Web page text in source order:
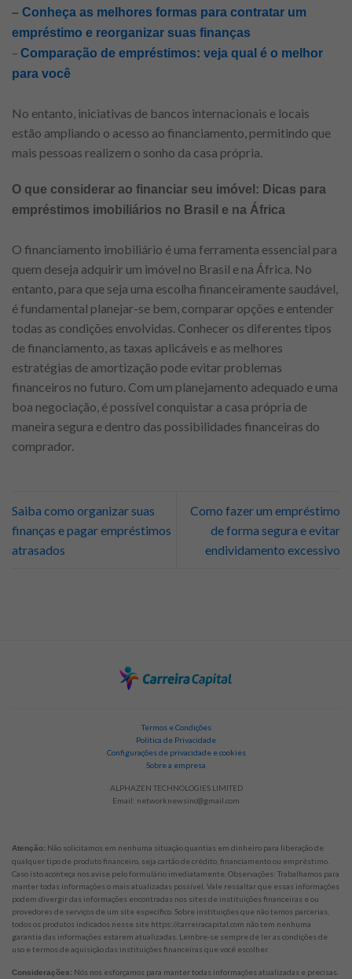
– Conheça as melhores formas para contratar um
empréstimo e reorganizar suas finanças
– Comparação de empréstimos: veja qual é o melhor
para você
No entanto, iniciativas de bancos internacionais e locais
estão ampliando o acesso ao financiamento, permitindo que
mais pessoas realizem o sonho da casa própria.
O que considerar ao financiar seu imóvel: Dicas para
empréstimos imobiliários no Brasil e na África
O financiamento imobiliário é uma ferramenta essencial para
quem deseja adquirir um imóvel no Brasil e na África. No
entanto, para que seja uma escolha financeiramente saudável,
é fundamental planejar-se bem, comparar opções e entender
todas as condições envolvidas. Conhecer os diferentes tipos
de financiamento, as taxas aplicáveis e as melhores
estratégias de amortização pode evitar problemas
financeiros no futuro. Com um planejamento adequado e uma
boa negociação, é possível conquistar a casa própria de
maneira segura e dentro das possibilidades financeiras do
comprador.
Saiba como organizar suas
finanças e pagar empréstimos
atrasados
Como fazer um empréstimo
de forma segura e evitar
endividamento excessivo
Termos e Condições
Política de Privacidade
Configurações de privacidade e cookies
Sobre a empresa
ALPHAZEN TECHNOLOGIES LIMITED
Email: networknewsinc@gmail.com
Atenção: Não solicitamos em nenhuma situação quantias em dinheiro para liberação de
qualquer tipo de produto financeiro, seja cartão de crédito, financiamento ou empréstimo.
Caso isto aconteça nos avise pelo formulário imediatamente. Observações: Trabalhamos para
manter todas informações o mais atualizadas possível. Vale ressaltar que essas informações
podem divergir das informações encontradas nos sites de instituições financeiras e ou
provedores de serviços de um site específico. Sobre instituições que não temos parcerias,
todos os produtos indicados nesse site https://carreiracapital.com não tem nenhuma
garantia das informações estarem atualizadas. Lembre-se sempre de ler as condições de
uso e termos de aquisição das instituições financeiras que você escolher.
Considerações: Nós nos esforçamos para manter todas informações atualizadas e precisas.